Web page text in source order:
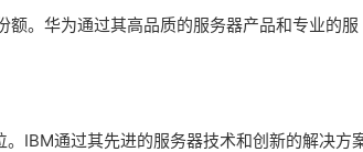
。华为通过其高品质的服务器产品和专业的服
IBM通过其先进的服务器技术和创新的解决方